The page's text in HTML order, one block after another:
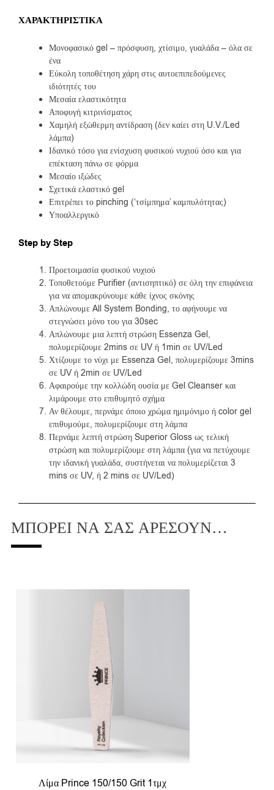
ΧΑΡΑΚΤΗΡΙΣΤΙΚΑ
Μονοφασικό gel – πρόσφυση, χτίσιμο, γυαλάδα – όλα σε
ένα
Εύκολη τοποθέτηση χάρη στις αυτοεπιπεδούμενες
ιδιότητές του
Μεσαία ελαστικότητα
Αποφυγή κιτρινίσματος
Χαμηλή εξώθερμη αντίδραση (δεν καίει στη U.V./Led
λάμπα)
Ιδανικό τόσο για ενίσχυση φυσικού νυχιού όσο και για
επέκταση πάνω σε φόρμα
Μεσαίο ιξώδες
Σχετικά ελαστικό gel
Επιτρέπει το pinching (‘τσίμπημα’ καμπυλότητας)
Υποαλλεργικό
Step by Step
Προετοιμασία φυσικού νυχιού
Τοποθετούμε Purifier (αντισηπτικό) σε όλη την επιφάνεια
για να απομακρύνουμε κάθε ίχνος σκόνης
Απλώνουμε All System Bonding, το αφήνουμε να
στεγνώσει μόνο του για 30sec
Απλώνουμε μια λεπτή στρώση Essenza Gel,
πολυμερίζουμε 2mins σε UV ή 1min σε UV/Led
Χτίζουμε το νύχι με Essenza Gel, πολυμερίζουμε 3mins
σε UV ή 2min σε UV/Led
Αφαιρούμε την κολλώδη ουσία με Gel Cleanser και
λιμάρουμε στο επιθυμητό σχήμα
Αν θέλουμε, περνάμε όποιο χρώμα ημιμόνιμο ή color gel
επιθυμούμε, πολυμερίζουμε στη λάμπα
Περνάμε λεπτή στρώση Superior Gloss ως τελική
στρώση και πολυμερίζουμε στη λάμπα (για να πετύχουμε
την ιδανική γυαλάδα, συστήνεται να πολυμερίζεται 3
mins σε UV, ή 2 mins σε UV/Led)
ΜΠΟΡΕΊ ΝΑ ΣΑΣ ΑΡΈΣΟΥΝ…
Λίμα Prince 150/150 Grit 1τμχ